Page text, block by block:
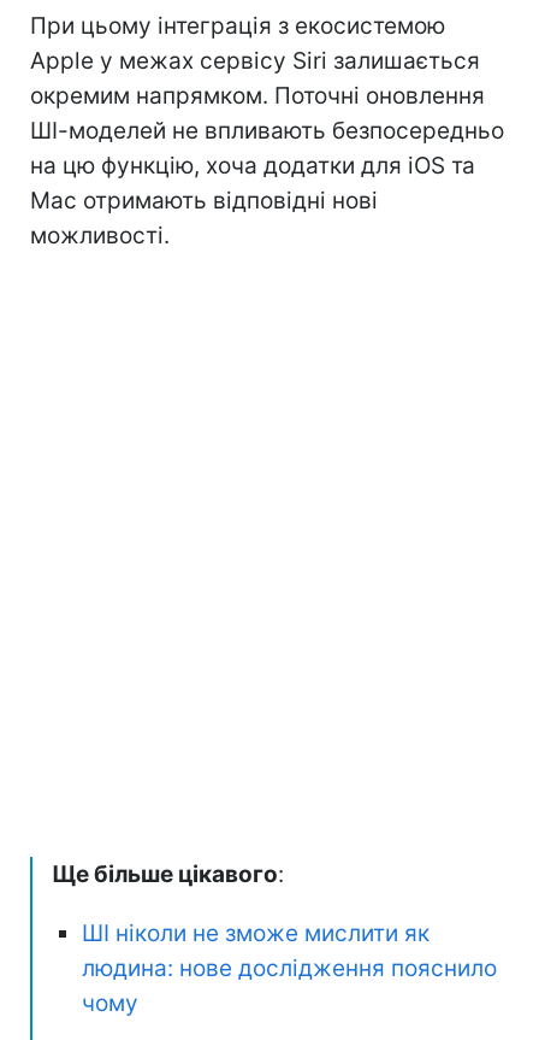
При цьому інтеграція з екосистемою
Apple у межах сервісу Siri залишається
окремим напрямком. Поточні оновлення
ШІ-моделей не впливають безпосередньо
на цю функцію, хоча додатки для iOS та
Mac отримають відповідні нові
можливості.
Ще більше цікавого:
ШІ ніколи не зможе мислити як
людина: нове дослідження пояснило
чому